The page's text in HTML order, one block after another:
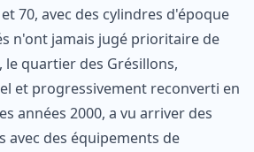
70, avec des cylindres d'époque
n'ont jamais jugé prioritaire de
le quartier des Grésillons,
et progressivement reconverti en
années 2000, a vu arriver des
avec des équipements de